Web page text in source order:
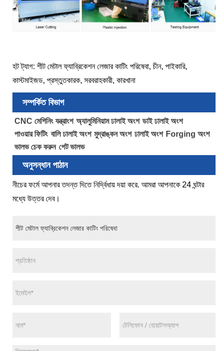
হট ট্যাগ: শীট মেটাল ফ্যাব্রিকেশন লেজার কাটিং পরিষেবা, চীন, পাইকারি,
কাস্টমাইজড, প্রস্তুতকারক, সরবরাহকারী, কারখানা
সম্পর্কিত বিভাগ
CNC মেশিনিং যন্ত্রাংশ অ্যালুমিনিয়াম ঢালাই অংশ ডাই ঢালাই অংশ
পাওয়ার ফিটিং বালি ঢালাই অংশ মুদ্রাঙ্কন অংশ ঢালাই অংশ Forging অংশ
ভালভ চেক করুন গেট ভালভ
অনুসন্ধান পাঠান
নীচের ফর্মে আপনার তদন্ত দিতে নির্দ্বিধায় দয়া করে. আমরা আপনাকে 24 ঘন্টার
মধ্যে উত্তর দেব।